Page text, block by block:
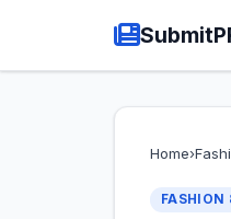
Home›
FASHION